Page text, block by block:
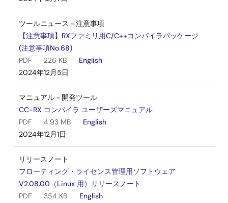
ツールニュース－注意事項
【注意事項】RXファミリ用C/C++コンパイラパッケージ
(注意事項No.68)
PDF
226 KB
English
2024年12月5日
マニュアル－開発ツール
CC-RX コンパイラ ユーザーズマニュアル
PDF
4.93 MB
English
2024年12月1日
リリースノート
フローティング・ライセンス管理用ソフトウェア
V2.08.00（Linux 用）リリースノート
PDF
354 KB
English